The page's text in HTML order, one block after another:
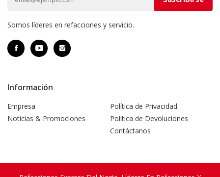
Somos líderes en refacciones y servicio.
Información
Empresa
Noticias & Promociones
Política de Privacidad
Política de Devoluciones
Contáctanos